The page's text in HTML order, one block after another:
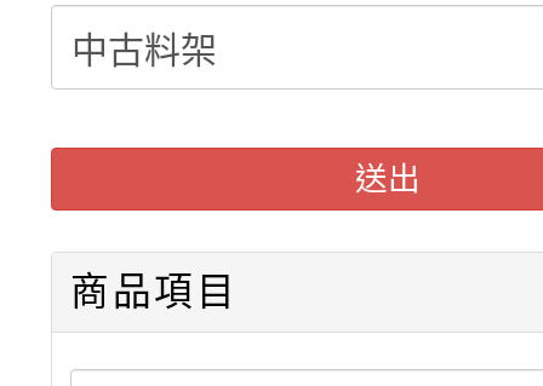
後推式料架販售可依需
懸臂式料架販售(低中
駛入式料架販售可依需
中型料架販售
堆高機販售(全新/中古)
送出
商品項目